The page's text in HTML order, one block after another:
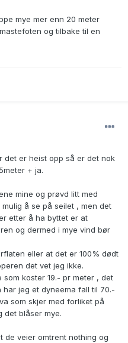
mye mer enn 20 meter
og tilbake til en
det er heist opp så er det nok
+ ja.
mine og prøvd litt med
å se på seilet , men det
etter å ha byttet er at
og dermed i mye vind bør
eller at det er 100% dødt
det vet jeg ikke.
koster 19.- pr meter , det
jeg et dyneema fall til 70.-
som skjer med forliket på
det blåser mye.
de veier omtrent nothing og